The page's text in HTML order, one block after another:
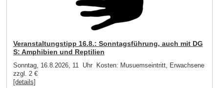
Veranstaltungstipp 16.8.: Sonntagsführung, auch mit DG
S: Amphibien und Reptilien
Sonntag, 16.8.2026, 11 Uhr Kosten: Musuemseintritt, Erwachsene
zzgl. 2 €
[details]